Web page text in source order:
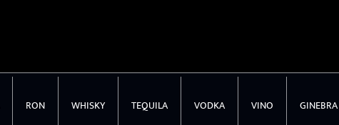
RON WHISKY TEQUILA VODKA VINO GINEBRA